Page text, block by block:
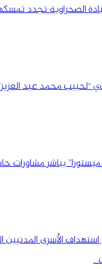
الصحراوية تجدد
“لحبيب محمد عبد
يباشر مشاورات
الأسرى المدنيين